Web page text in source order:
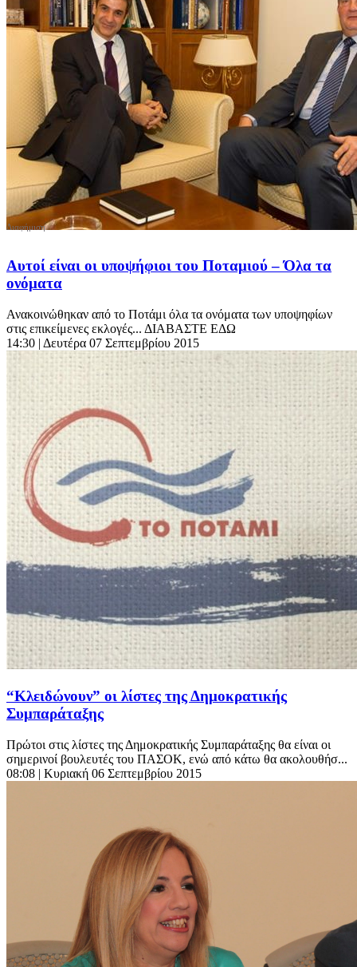
Αυτοί είναι οι υποψήφιοι του Ποταμιού – Όλα τα
ονόματα
Ανακοινώθηκαν από το Ποτάμι όλα τα ονόματα των υποψηφίων
στις επικείμενες εκλογές... ΔΙΑΒΑΣΤΕ ΕΔΩ
14:30 | Δευτέρα 07 Σεπτεμβρίου 2015
“Κλειδώνουν” οι λίστες της Δημοκρατικής
Συμπαράταξης
Πρώτοι στις λίστες της Δημοκρατικής Συμπαράταξης θα είναι οι
σημερινοί βουλευτές του ΠΑΣΟΚ, ενώ από κάτω θα ακολουθήσ...
08:08 | Κυριακή 06 Σεπτεμβρίου 2015